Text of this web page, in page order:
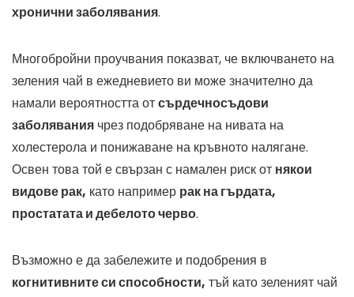
хронични заболявания.
Многобройни проучвания показват, че включването на
зеления чай в ежедневието ви може значително да
намали вероятността отсърдечносъдови
заболявания чрез подобряване на нивата на
холестерола и понижаване на кръвното налягане.
Освен това той е свързан с намален риск от някои
видове рак, като например рак на гърдата,
простатата и дебелото черво.
Възможно е да забележите и подобрения в
когнитивните си способности, тъй като зеленият чай